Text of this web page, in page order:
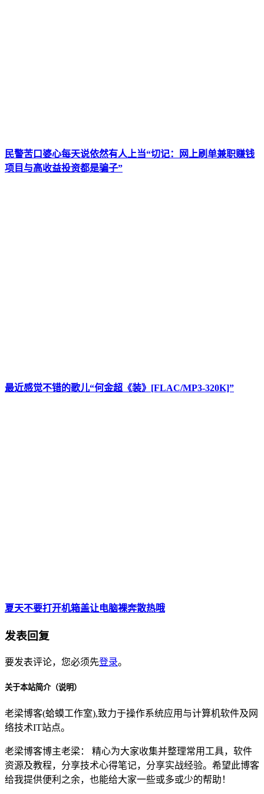
民警苦口婆心每天说依然有人上当“切记：网上刷单兼职赚钱
项目与高收益投资都是骗子”
最近感觉不错的歌儿“何金超《装》[FLAC/MP3-320K]”
夏天不要打开机箱盖让电脑裸奔散热哦
发表回复
要发表评论，您必须先登录。
关于本站简介（说明）
老梁博客(蛤蟆工作室),致力于操作系统应用与计算机软件及网
络技术IT站点。
老梁博客博主老梁： 精心为大家收集并整理常用工具，软件
资源及教程，分享技术心得笔记，分享实战经验。希望此博客
给我提供便利之余，也能给大家一些或多或少的帮助！